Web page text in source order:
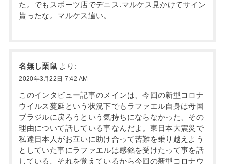
た。でもスポーツ店でデニス.マルケス見かけてサイン
貰ったな。マルケス違い。
名無し栗鼠 より:
2020年3月22日 7:42 AM
このインタビュー記事のメインは、今回の新型コロナ
ウイルス蔓延という状況下でもラファエル自身は母国
ブラジルに戻ろうという気持ちにならなかった、その
理由について話している事なんだよ。東日本大震災で
私達日本人がお互いに助け合って苦難を乗り越えよう
としていた事にラファエルは感銘を受けたって事を話
している。それを覚えているから今回の新型コロナウ